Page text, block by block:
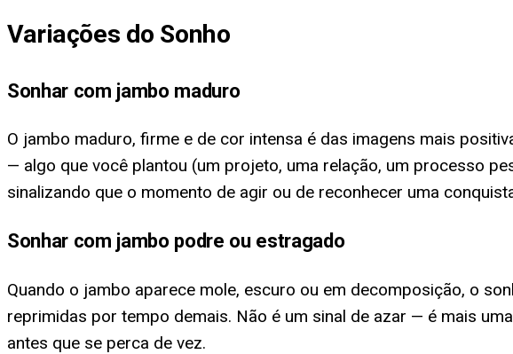
Variações do Sonho
Sonhar com jambo maduro
O jambo maduro, firme e de cor intensa é das imagens mais
— algo que você plantou (um projeto, uma relação, um processo
sinalizando que o momento de agir ou de reconhecer uma
Sonhar com jambo podre ou estragado
Quando o jambo aparece mole, escuro ou em decomposição, o
reprimidas por tempo demais. Não é um sinal de azar — é mais
antes que se perca de vez.